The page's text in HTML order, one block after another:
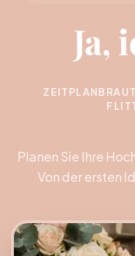
Ja,
ZEITPLAN
Planen Sie Ihre
Von der ersten